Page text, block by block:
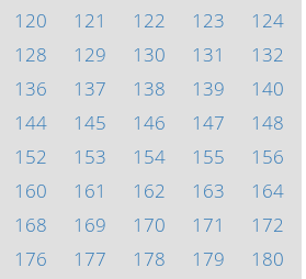
120 121 122 123
124
128 129 130 131
132
136 137 138 139
140
144 145 146 147
148
152 153 154 155
156
160 161 162 163
164
168 169 170 171
172
176 177 178 179
180